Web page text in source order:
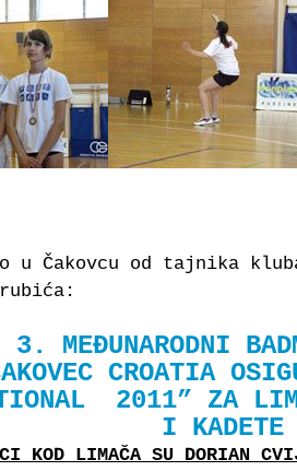
u Čakovcu od tajnika
3. MEĐUNARODNI
CROATIA
2011” ZA
I KADETE
KOD LIMAČA SU DORIAN